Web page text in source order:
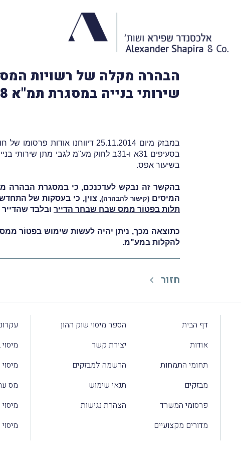
שירותי בנייה במסגרת תמ"א 38 ופינוי בינוי במע"מ בשיעור אפס)
במבזק מיום 25.11.2014 דיווחנו אודות פרסומו של
בשיעור אפס.
בהקשר זה נבקש לעדכנכם, כי במסגרת הבהרה
המיסים (קישור להבהרה), צוין, כי בעסקות של התחדשות
תלות בפטוֹר ממס שבח שבחר הדייר ובלבד
כתוצאה מכך, ניתן יהיה לעשות שימוש בפטוֹר
להקלות במע"מ.
חזור
דף הבית
אודות
תחומי התמחות
מבזקים
פרסומי המשרד
מדורים מקצועיים
הספר מיסוי שוק ההון
יצירת קשר
הרשמה למבזקים
תנאי שימוש
הצהרת נגישות
מס
מיסוי